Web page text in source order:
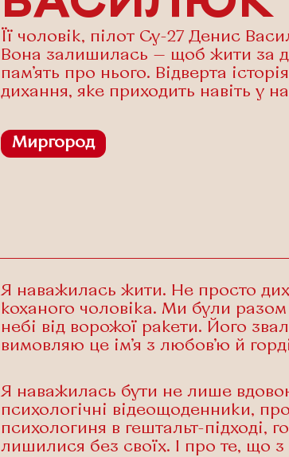
Її чоловік, пілот Су-27 Денис
Вона залишилась — щоб жити за
пам’ять про нього. Відверта
дихання, яке приходить навіть у
Миргород
Я наважилась жити. Не просто
коханого чоловіка. Ми були разом
небі від ворожої ракети. Його
вимовляю це ім’я з любов’ю й
Я наважилась бути не лише
психологічні відеощоденники,
психологиня в гештальт-підході,
лишилися без своїх. І про те, що